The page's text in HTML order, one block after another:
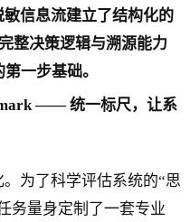
信息流建立了结构化的
整决策逻辑与溯源能力
一步基础。
—— 统一标尺，让系
为了科学评估系统的“思
务量身定制了一套专业